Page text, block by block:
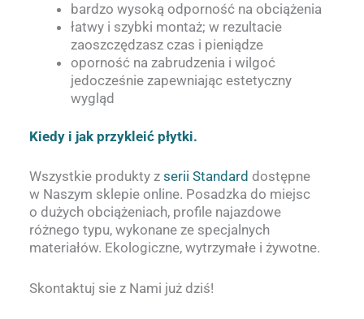
bardzo wysoką odporność na obciążenia
łatwy i szybki montaż; w rezultacie
zaoszczędzasz czas i pieniądze
oporność na zabrudzenia i wilgoć
jedocześnie zapewniając estetyczny
wygląd
Kiedy i jak przykleić płytki.
Wszystkie produkty zserii Standard dostępne
w Naszym sklepie online. Posadzka do miejsc
o dużych obciążeniach, profile najazdowe
różnego typu, wykonane ze specjalnych
materiałów. Ekologiczne, wytrzymałe i żywotne.
Skontaktuj sie z Nami już dziś!